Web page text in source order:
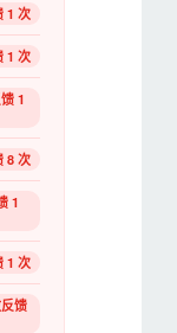
1 次
1 次
1
8 次
1
1 次
馈